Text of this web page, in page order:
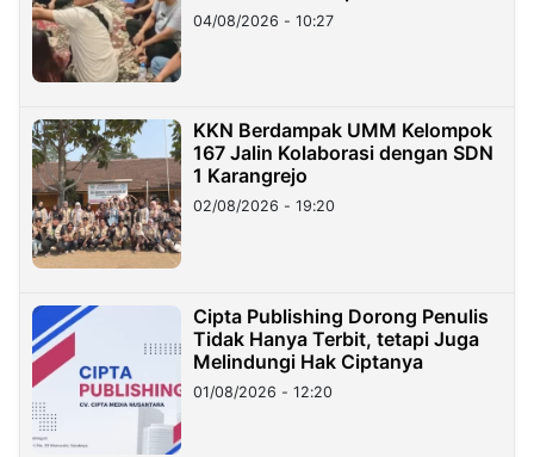
di Taiwan
04/08/2026 - 10:27
KKN Berdampak UMM Kelompok
167 Jalin Kolaborasi dengan SDN
1 Karangrejo
02/08/2026 - 19:20
Cipta Publishing Dorong Penulis
Tidak Hanya Terbit, tetapi Juga
Melindungi Hak Ciptanya
01/08/2026 - 12:20